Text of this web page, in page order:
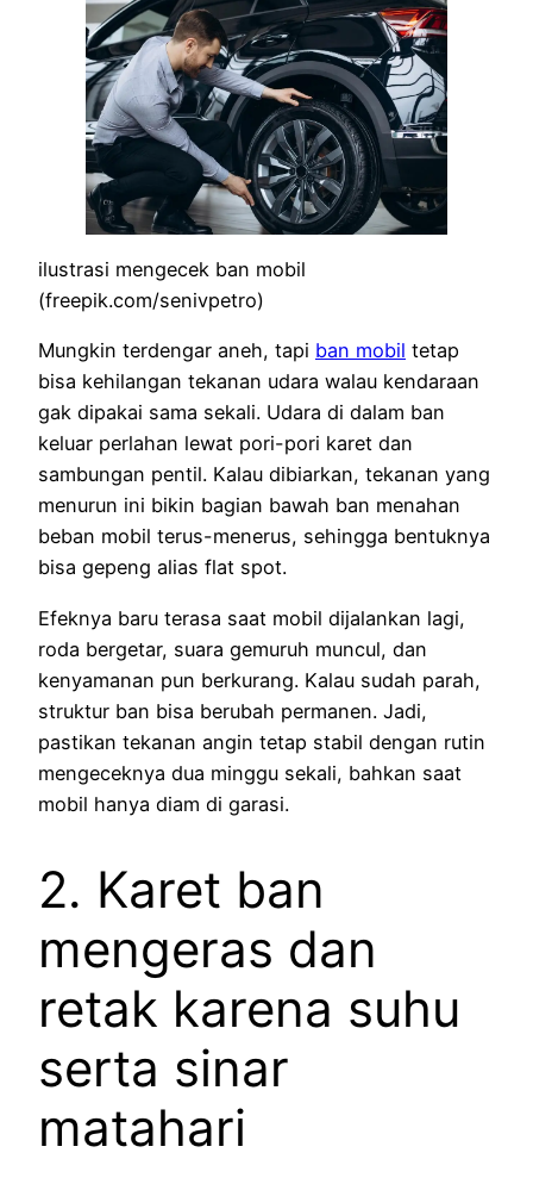
ilustrasi mengecek ban mobil
(freepik.com/senivpetro)
Mungkin terdengar aneh, tapi ban mobil tetap
bisa kehilangan tekanan udara walau kendaraan
gak dipakai sama sekali. Udara di dalam ban
keluar perlahan lewat pori-pori karet dan
sambungan pentil. Kalau dibiarkan, tekanan yang
menurun ini bikin bagian bawah ban menahan
beban mobil terus-menerus, sehingga bentuknya
bisa gepeng alias flat spot.
Efeknya baru terasa saat mobil dijalankan lagi,
roda bergetar, suara gemuruh muncul, dan
kenyamanan pun berkurang. Kalau sudah parah,
struktur ban bisa berubah permanen. Jadi,
pastikan tekanan angin tetap stabil dengan rutin
mengeceknya dua minggu sekali, bahkan saat
mobil hanya diam di garasi.
2. Karet ban
mengeras dan
retak karena suhu
serta sinar
matahari